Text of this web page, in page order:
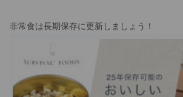
非常食は長期保存に更新しましょう！